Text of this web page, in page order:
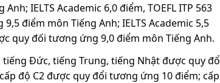
IELTS Academic 6,0 điểm, TOEFL ITP 563
điểm môn Tiếng Anh; IELTS Academic 5,5
quy đối tương ứng 9,0 điểm môn Tiếng Anh.
Đức, tiếng Trung, tiếng Nhật được quy
độ C2 được quy đổi tương ứng 10 điểm; cấp